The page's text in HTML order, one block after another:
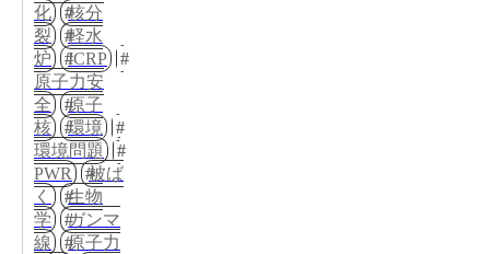
化
核分
裂
軽水
炉
ICRP
原子力安
全
原子
核
環境
環境問題
PWR
被ば
く
生物
学
ガンマ
線
原子力